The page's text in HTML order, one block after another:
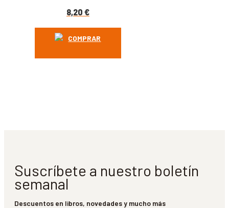
8,20 €
COMPRAR
Suscríbete a nuestro boletín
semanal
Descuentos en libros, novedades y mucho más